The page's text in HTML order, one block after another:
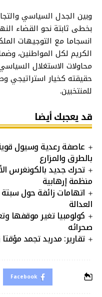
وبين الجدل السياسي
بخطى ثابتة نحو القضاء
انسجاما مع التوجيهات
الكريم لكل المواطنين،
محاولات الاستغلال
حقيقته كخيار استراتيجي
للمنتخبين.
قد يعجبك أيضا
عاصفة رعدية وسيول
بالطرق والمزارع
تحرك جديد بالكونغرس
منظمة إرهابية
اتهامات زائفة حول
العدالة
كولومبيا تغير موقفها
صحرائه
تقارير: مدريد تجمد
Facebook